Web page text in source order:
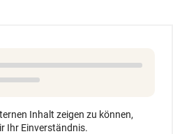
Inhalt zeigen zu können,
Ihr Einverständnis.